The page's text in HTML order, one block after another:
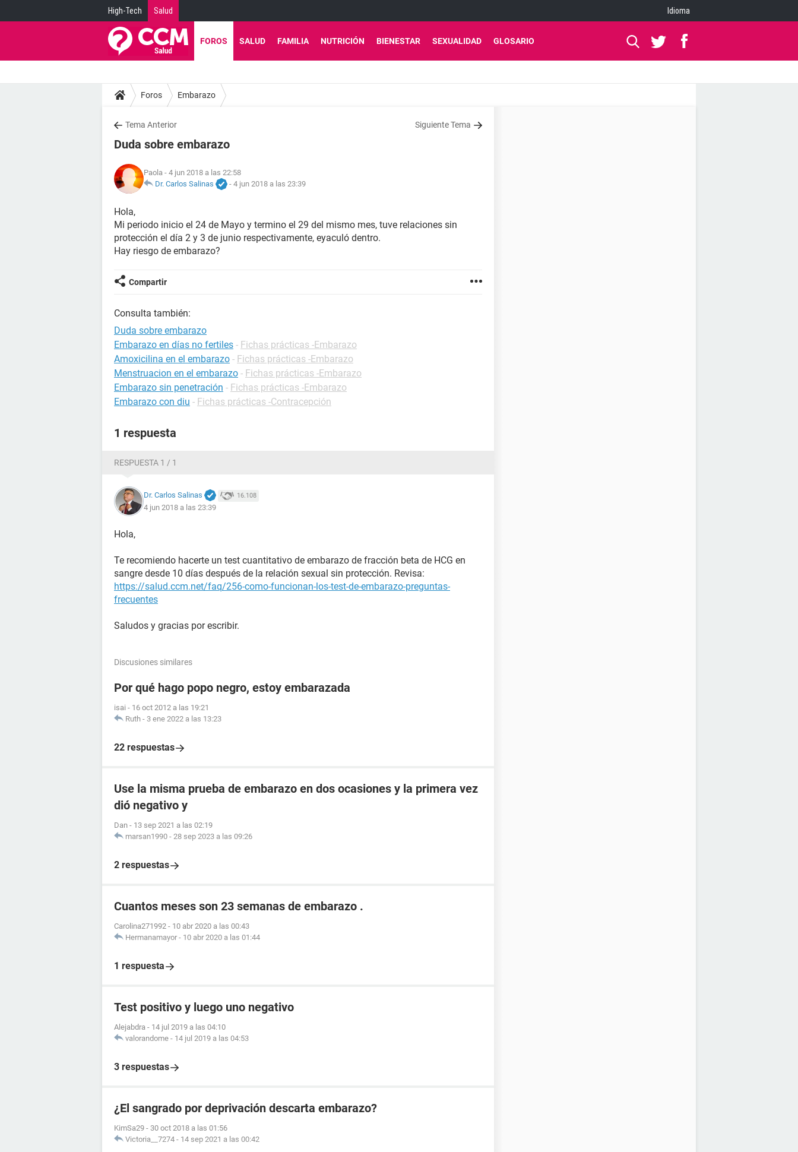
High-Tech Salud Idioma
FOROS SALUD FAMILIA NUTRICIÓN BIENESTAR SEXUALIDAD GLOSARIO
Foros Embarazo
Tema Anterior Siguiente Tema
Duda sobre embarazo
Paola - 4 jun 2018 a las 22:58
Dr. Carlos Salinas
- 4 jun 2018 a las 23:39
Hola,
Mi periodo inicio el 24 de Mayo y termino el 29 del mismo mes, tuve relaciones sin
protección el día 2 y 3 de junio respectivamente, eyaculó dentro.
Hay riesgo de embarazo?
Compartir
Consulta también:
Duda sobre embarazo
Embarazo en días no fertiles - Fichas prácticas -Embarazo
Amoxicilina en el embarazo - Fichas prácticas -Embarazo
Menstruacion en el embarazo - Fichas prácticas -Embarazo
Embarazo sin penetración - Fichas prácticas -Embarazo
Embarazo con diu - Fichas prácticas -Contracepción
1 respuesta
RESPUESTA 1 / 1
Dr. Carlos Salinas 16.108
4 jun 2018 a las 23:39
Hola,
Te recomiendo hacerte un test cuantitativo de embarazo de fracción beta de HCG en
sangre desde 10 días después de la relación sexual sin protección. Revisa:
https://salud.ccm.net/faq/256-como-funcionan-los-test-de-embarazo-preguntas-
frecuentes
Saludos y gracias por escribir.
Discusiones similares
Por qué hago popo negro, estoy embarazada
isai - 16 oct 2012 a las 19:21
Ruth - 3 ene 2022 a las 13:23
22 respuestas
Use la misma prueba de embarazo en dos ocasiones y la primera vez
dió negativo y
Dan - 13 sep 2021 a las 02:19
marsan1990 - 28 sep 2023 a las 09:26
2 respuestas
Cuantos meses son 23 semanas de embarazo .
Carolina271992 - 10 abr 2020 a las 00:43
Hermanamayor - 10 abr 2020 a las 01:44
1 respuesta
Test positivo y luego uno negativo
Alejabdra - 14 jul 2019 a las 04:10
valorandome - 14 jul 2019 a las 04:53
3 respuestas
¿El sangrado por deprivación descarta embarazo?
KimSa29 - 30 oct 2018 a las 01:56
Victoria__7274 - 14 sep 2021 a las 00:42